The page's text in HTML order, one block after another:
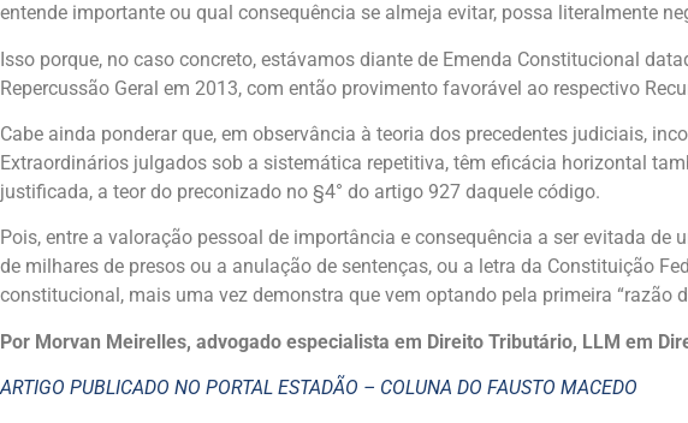
entende importante ou qual consequência se almeja evitar, possa literalmente
Isso porque, no caso concreto, estávamos diante de Emenda Constitucional
Repercussão Geral em 2013, com então provimento favorável ao respectivo
Cabe ainda ponderar que, em observância à teoria dos precedentes judiciais,
Extraordinários julgados sob a sistemática repetitiva, têm eficácia horizontal
justificada, a teor do preconizado no §4° do artigo 927 daquele código.
Pois, entre a valoração pessoal de importância e consequência a ser evitada
de milhares de presos ou a anulação de sentenças, ou a letra da Constituição
constitucional, mais uma vez demonstra que vem optando pela primeira “razão
Por Morvan Meirelles, advogado especialista em Direito Tributário, LLM em
ARTIGO PUBLICADO NO PORTAL ESTADÃO – COLUNA DO FAUSTO MACEDO